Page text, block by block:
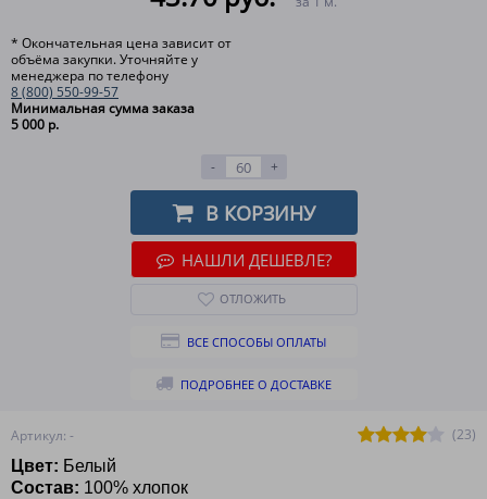
Артикул: -
(23)
Цвет: Белый
Состав: 100% хлопок
* Окончательная цена зависит от
объёма закупки. Уточняйте у
менеджера по телефону
8 (800) 550-99-57
Минимальная сумма заказа
5 000 р.
- +
В КОРЗИНУ
НАШЛИ ДЕШЕВЛЕ?
ОТЛОЖИТЬ
ВСЕ СПОСОБЫ ОПЛАТЫ
ПОДРОБНЕЕ О ДОСТАВКЕ